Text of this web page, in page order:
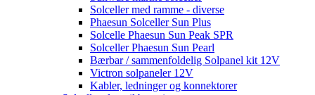
Solceller med ramme - diverse
Phaesun Solceller Sun Plus
Solcelle Phaesun Sun Peak SPR
Solceller Phaesun Sun Pearl
Bærbar / sammenfoldelig Solpanel kit 12V
Victron solpaneler 12V
Kabler, ledninger og konnektorer